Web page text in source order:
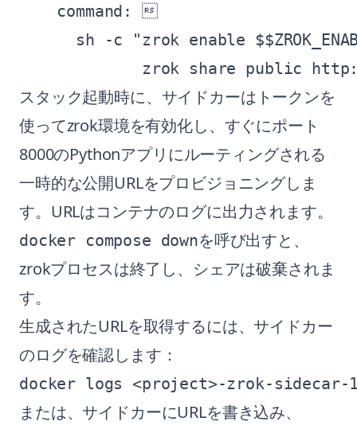
    command:
sh -c "zrok enable
スタック起動時に、サイドカーはトークンを
使ってzrok環境を有効化し、すぐにポート
8000のPythonアプリにルーティングされる
一時的な公開URLをプロビジョニングしま
す。URLはコンテナのログに出力されます。
docker compose downを呼び出すと、
zrokプロセスは終了し、シェアは破棄されま
す。
生成されたURLを取得するには、サイドカー
のログを確認します：
または、サイドカーにURLを書き込み、